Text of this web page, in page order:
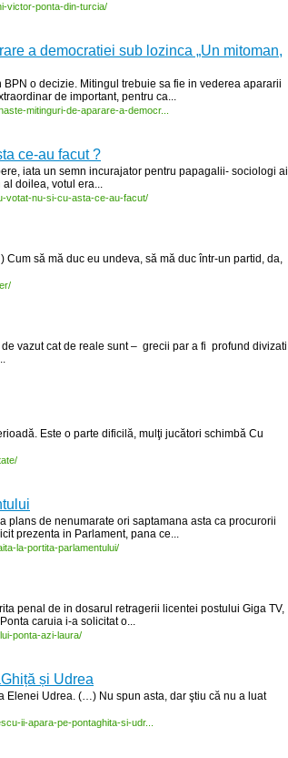
victor-ponta-din-turcia/
a democratiei sub lozinca „Un mitoman,
o decizie. Mitingul trebuie sa fie in vederea apararii
de important, pentru ca...
mitinguri-de-aparare-a-democr...
ce-au facut ?
iata un semn incurajator pentru papagalii- sociologi ai
al doilea, votul era...
votat-nu-si-cu-asta-ce-au-facut/
să mă duc eu undeva, să mă duc într-un partid, da,
vazut cat de reale sunt – grecii par a fi profund divizati
Este o parte dificilă, mulţi jucători schimbă Cu
plans de nenumarate ori saptamana asta ca procurorii
prezenta in Parlament, pana ce...
la-portita-parlamentului/
penal de in dosarul retragerii licentei postului Giga TV,
caruia i-a solicitat o...
lui-ponta-azi-laura/
și Udrea
Elenei Udrea. (…) Nu spun asta, dar ştiu că nu a luat
ii-apara-pe-pontaghita-si-udr...